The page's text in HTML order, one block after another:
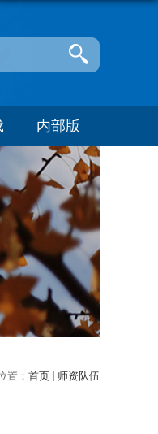
内部版
置： 首页 师资队伍